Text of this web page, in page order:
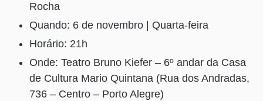
Rocha
Quando: 6 de novembro | Quarta-feira
Horário: 21h
Onde: Teatro Bruno Kiefer – 6º andar da Casa
de Cultura Mario Quintana (Rua dos Andradas,
736 – Centro – Porto Alegre)